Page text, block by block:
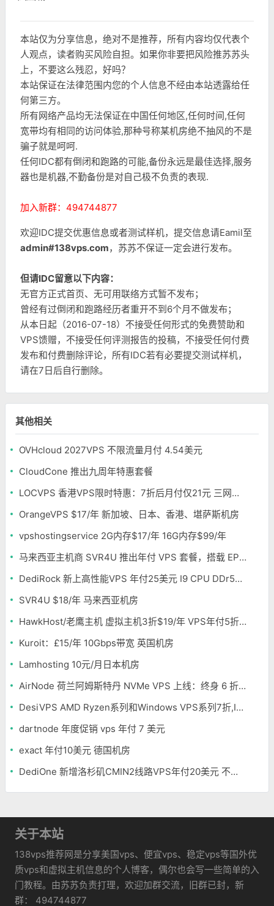
本站仅为分享信息，绝对不是推荐，所有内容均仅代表个
人观点，读者购买风险自担。如果你非要把风险推苏苏头
上，不要这么残忍，好吗？
本站保证在法律范围内您的个人信息不经由本站透露给任
何第三方。
所有网络产品均无法保证在中国任何地区,任何时间,任何
宽带均有相同的访问体验,那种号称某机房绝不抽风的不是
骗子就是呵呵.
任何IDC都有倒闭和跑路的可能,备份永远是最佳选择,服务
器也是机器,不勤备份是对自己极不负责的表现.
加入新群：494744877
欢迎IDC提交优惠信息或者测试样机，提交信息请Eamil至
admin#138vps.com，苏苏不保证一定会进行发布。
但请IDC留意以下内容：
无官方正式首页、无可用联络方式暂不发布；
曾经有过倒闭和跑路经历者重开不到6个月不做发布；
从本日起（2016-07-18）不接受任何形式的免费赞助和
VPS馈赠，不接受任何评测报告的投稿，不接受任何付费
发布和付费删除评论，所有IDC若有必要提交测试样机，
请在7日后自行删除。
其他相关
OVHcloud 2027VPS 不限流量月付 4.54美元
CloudCone 推出九周年特惠套餐
LOCVPS 香港VPS限时特惠：7折后月付仅21元 三网优化BGP线路 可选原生IP
OrangeVPS $17/年 新加坡、日本、香港、堪萨斯机房
vpshostingservice 2G内存$17/年 16G内存$99/年
马来西亚主机商 SVR4U 推出年付 VPS 套餐，搭载 EPYC/至强铂金，支持支付宝
DediRock 新上高性能VPS 年付25美元 I9 CPU DDr5内存 纽约机房
SVR4U $18/年 马来西亚机房
HawkHost/老鹰主机 虚拟主机3折$19/年 VPS年付5折$25/年
Kuroit：£15/年 10Gbps带宽 英国机房
Lamhosting 10元/月日本机房
AirNode 荷兰阿姆斯特丹 NVMe VPS 上线：终身 6 折，€1.99/月起，2.5Tbit/s DDoS 防护
DesiVPS AMD Ryzen系列和Windows VPS系列7折,Intel系列年付11.6美元
dartnode 年度促销 vps 年付 7 美元
exact 年付10美元 德国机房
DediOne 新增洛杉矶CMIN2线路VPS年付20美元 不限流量
关于本站
138vps推荐网是分享美国vps、便宜vps、稳定vps等国外优
质vps和虚拟主机信息的个人博客，偶尔也会写一些简单的入
门教程。由苏苏负责打理，欢迎加群交流，旧群已封，新
群： 494744877